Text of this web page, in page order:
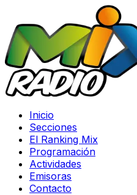
Inicio
Secciones
El Ranking Mix
Programación
Actividades
Emisoras
Contacto